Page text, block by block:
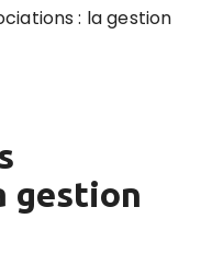
: la gestion
gestion